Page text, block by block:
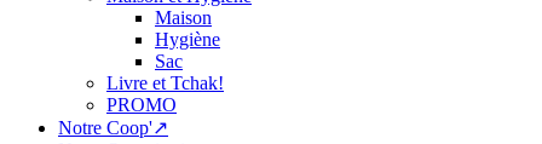
Maison
Hygiène
Sac
Livre et Tchak!
PROMO
Notre Coop'↗